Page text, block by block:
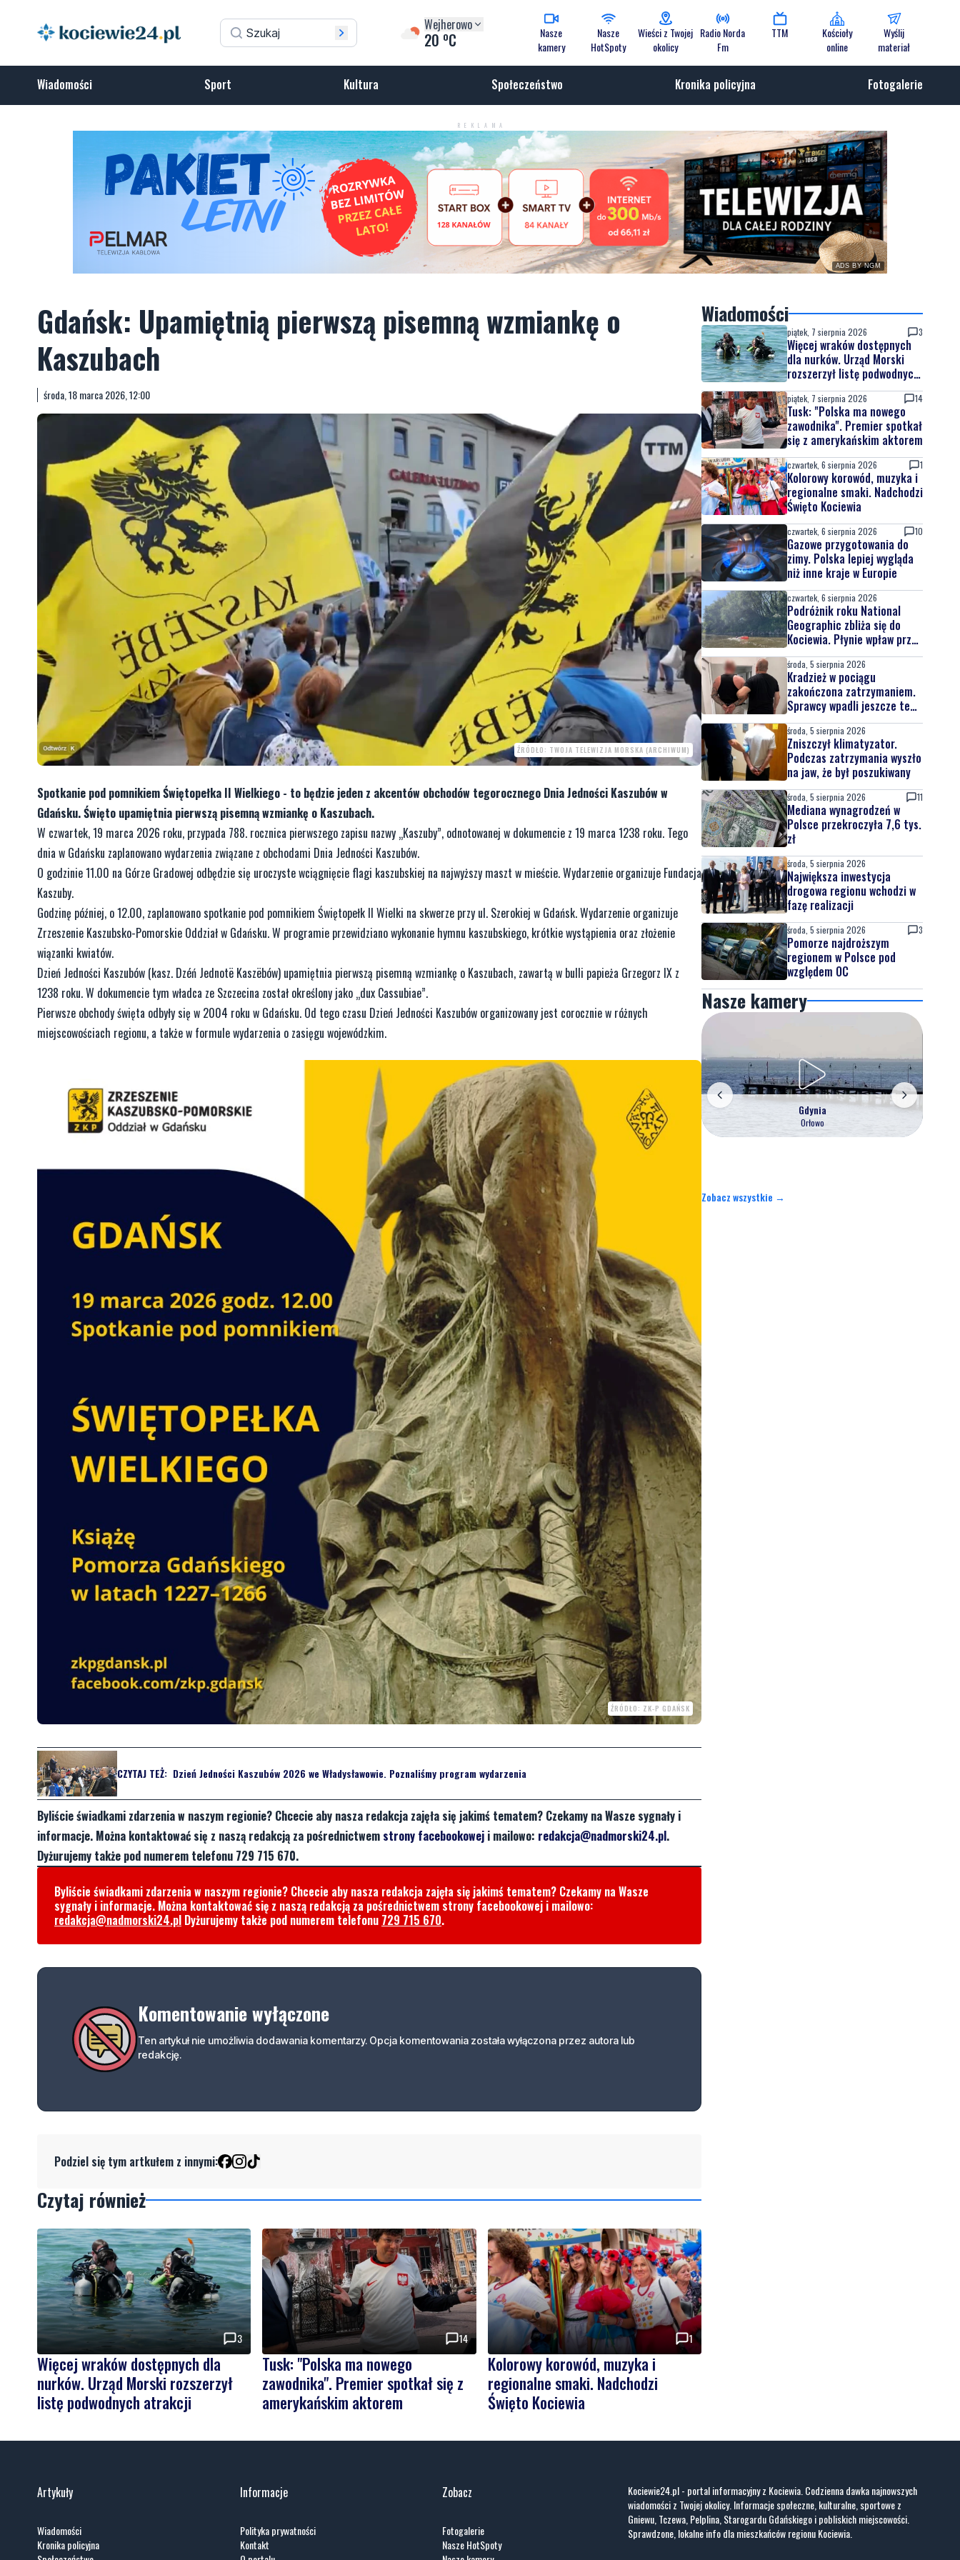
Wejherowo
20 oC
Nasze
kamery
Nasze
HotSpoty
Wieści z Twojej
okolicy
Radio Norda
Fm
TTM
Kościoły
online
Wyślij
materiał
Wiadomości Sport Kultura Społeczeństwo Kronika policyjna Fotogalerie
REKLAMA
ADS BY NGM
Gdańsk: Upamiętnią pierwszą pisemną wzmiankę o
Kaszubach
środa, 18 marca 2026, 12:00
ŹRÓDŁO: TWOJA TELEWIZJA MORSKA (ARCHIWUM)
Spotkanie pod pomnikiem Świętopełka II Wielkiego - to będzie jeden z akcentów obchodów tegorocznego Dnia Jedności Kaszubów w
Gdańsku. Święto upamiętnia pierwszą pisemną wzmiankę o Kaszubach.
W czwartek, 19 marca 2026 roku, przypada 788. rocznica pierwszego zapisu nazwy „Kaszuby”, odnotowanej w dokumencie z 19 marca 1238 roku. Tego
dnia w Gdańsku zaplanowano wydarzenia związane z obchodami Dnia Jedności Kaszubów.
O godzinie 11.00 na Górze Gradowej odbędzie się uroczyste wciągnięcie flagi kaszubskiej na najwyższy maszt w mieście. Wydarzenie organizuje Fundacja
Kaszuby.
Godzinę później, o 12.00, zaplanowano spotkanie pod pomnikiem Świętopełk II Wielki na skwerze przy ul. Szerokiej w Gdańsk. Wydarzenie organizuje
Zrzeszenie Kaszubsko-Pomorskie Oddział w Gdańsku. W programie przewidziano wykonanie hymnu kaszubskiego, krótkie wystąpienia oraz złożenie
wiązanki kwiatów.
Dzień Jedności Kaszubów (kasz. Dzéń Jednotë Kaszëbów) upamiętnia pierwszą pisemną wzmiankę o Kaszubach, zawartą w bulli papieża Grzegorz IX z
1238 roku. W dokumencie tym władca ze Szczecina został określony jako „dux Cassubiae”.
Pierwsze obchody święta odbyły się w 2004 roku w Gdańsku. Od tego czasu Dzień Jedności Kaszubów organizowany jest corocznie w różnych
miejscowościach regionu, a także w formule wydarzenia o zasięgu wojewódzkim.
ŹRÓDŁO: ZK-P GDAŃSK
CZYTAJ TEŻ: Dzień Jedności Kaszubów 2026 we Władysławowie. Poznaliśmy program wydarzenia
Byliście świadkami zdarzenia w naszym regionie? Chcecie aby nasza redakcja zajęła się jakimś tematem? Czekamy na Wasze sygnały i
informacje. Można kontaktować się z naszą redakcją za pośrednictwem strony facebookowej i mailowo: redakcja@nadmorski24.pl.
Dyżurujemy także pod numerem telefonu 729 715 670.
Byliście świadkami zdarzenia w naszym regionie? Chcecie aby nasza redakcja zajęła się jakimś tematem? Czekamy na Wasze
sygnały i informacje. Można kontaktować się z naszą redakcją za pośrednictwem strony facebookowej i mailowo:
redakcja@nadmorski24.pl Dyżurujemy także pod numerem telefonu 729 715 670.
Komentowanie wyłączone
Ten artykuł nie umożliwia dodawania komentarzy. Opcja komentowania została wyłączona przez autora lub
redakcję.
Podziel się tym artkułem z innymi:
Czytaj również
3
Więcej wraków dostępnych dla
nurków. Urząd Morski rozszerzył
listę podwodnych atrakcji
14
Tusk: "Polska ma nowego
zawodnika". Premier spotkał się z
amerykańskim aktorem
1
Kolorowy korowód, muzyka i
regionalne smaki. Nadchodzi
Święto Kociewia
Wiadomości
piątek, 7 sierpnia 2026 3
Więcej wraków dostępnych
dla nurków. Urząd Morski
rozszerzył listę podwodnych
atrakcji
piątek, 7 sierpnia 2026 14
Tusk: "Polska ma nowego
zawodnika". Premier spotkał
się z amerykańskim aktorem
czwartek, 6 sierpnia 2026 1
Kolorowy korowód, muzyka i
regionalne smaki. Nadchodzi
Święto Kociewia
czwartek, 6 sierpnia 2026 10
Gazowe przygotowania do
zimy. Polska lepiej wygląda
niż inne kraje w Europie
czwartek, 6 sierpnia 2026
Podróżnik roku National
Geographic zbliża się do
Kociewia. Płynie wpław przez
całą Wisłę
środa, 5 sierpnia 2026
Kradzież w pociągu
zakończona zatrzymaniem.
Sprawcy wpadli jeszcze tego
samego dnia
środa, 5 sierpnia 2026
Zniszczył klimatyzator.
Podczas zatrzymania wyszło
na jaw, że był poszukiwany
środa, 5 sierpnia 2026 11
Mediana wynagrodzeń w
Polsce przekroczyła 7,6 tys.
zł
środa, 5 sierpnia 2026
Największa inwestycja
drogowa regionu wchodzi w
fazę realizacji
środa, 5 sierpnia 2026 3
Pomorze najdroższym
regionem w Polsce pod
względem OC
Nasze kamery
Gdynia
Orłowo
Zobacz wszystkie →
Artykuły
Wiadomości
Kronika policyjna
Informacje
Polityka prywatności
Kontakt
Zobacz
Fotogalerie
Nasze HotSpoty
Kociewie24.pl - portal informacyjny z Kociewia. Codzienna dawka najnowszych
wiadomości z Twojej okolicy. Informacje społeczne, kulturalne, sportowe z
Gniewu, Tczewa, Pelplina, Starogardu Gdańskiego i pobliskich miejscowości.
Sprawdzone, lokalne info dla mieszkańców regionu Kociewia.